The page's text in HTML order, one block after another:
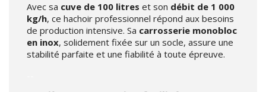
Avec sa cuve de 100 litres et son débit de 1 000
kg/h, ce hachoir professionnel répond aux besoins
de production intensive. Sa carrosserie monobloc
en inox, solidement fixée sur un socle, assure une
stabilité parfaite et une fiabilité à toute épreuve.